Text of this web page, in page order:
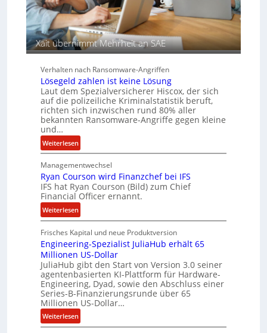
S
p
u
r
c
y
a
r
b
i
t
e
n
z
u
s
a
m
m
e
n
Xait übernimmt Mehrheit an SAE
Verhalten nach Ransomware-Angriffen
Lösegeld zahlen ist keine Lösung
Laut dem Spezialversicherer Hiscox, der sich
auf die polizeiliche Kriminalstatistik beruft,
richten sich inzwischen rund 80% aller
bekannten Ransomware-Angriffe gegen kleine
und…
Weiterlesen:
L
ö
s
e
g
e
l
d
z
a
h
l
e
n
i
s
Managementwechsel
Ryan Courson wird Finanzchef bei IFS
IFS hat Ryan Courson (Bild) zum Chief
Financial Officer ernannt.
Weiterlesen:
R
y
a
n
C
o
u
r
s
o
Frisches Kapital und neue Produktversion
Engineering-Spezialist JuliaHub erhält 65
Millionen US-Dollar
JuliaHub gibt den Start von Version 3.0 seiner
agentenbasierten KI-Plattform für Hardware-
Engineering, Dyad, sowie den Abschluss einer
Series-B-Finanzierungsrunde über 65
Millionen US-Dollar…
Weiterlesen:
E